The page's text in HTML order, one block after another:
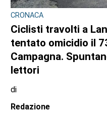
CRONACA
Ciclisti travolti a
tentato omicidio il
Campagna.
lettori
di
Redazione